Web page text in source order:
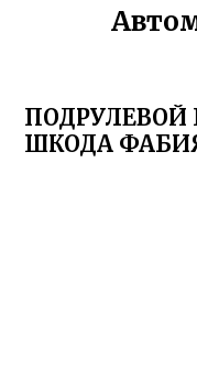
ШКОДА